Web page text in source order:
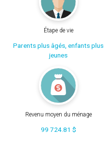
Étape de vie
Parents plus âgés, enfants plus
jeunes
Revenu moyen du ménage
99 724.81 $